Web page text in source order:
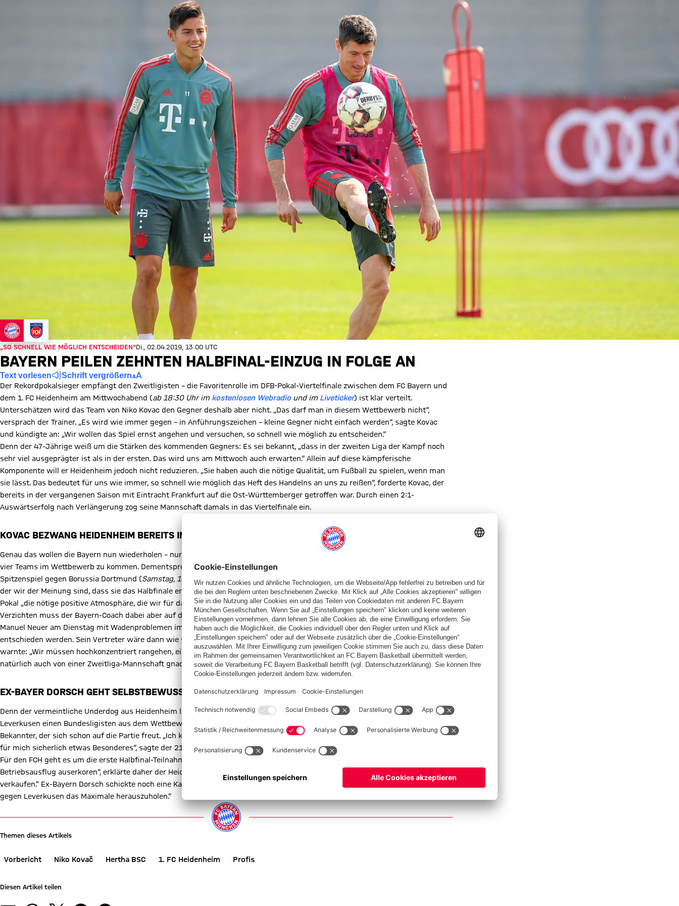
„SO SCHNELL WIE MÖGLICH ENTSCHEIDEN“Di., 02.04.2019, 13:00 UTC
BAYERN PEILEN ZEHNTEN HALBFINAL-EINZUG IN FOLGE AN
Text vorlesen Schrift vergrößern
Der Rekordpokalsieger empfängt den Zweitligisten – die Favoritenrolle im DFB-Pokal-Viertelfinale zwischen dem FC Bayern und
dem 1. FC Heidenheim am Mittwochabend (ab 18:30 Uhr im kostenlosen Webradiound im Liveticker) ist klar verteilt.
Unterschätzen wird das Team von Niko Kovac den Gegner deshalb aber nicht. „Das darf man in diesem Wettbewerb nicht“,
versprach der Trainer. „Es wird wie immer gegen – in Anführungszeichen – kleine Gegner nicht einfach werden“, sagte Kovac
und kündigte an: „Wir wollen das Spiel ernst angehen und versuchen, so schnell wie möglich zu entscheiden.“
Denn der 47-Jährige weiß um die Stärken des kommenden Gegners: Es sei bekannt, „dass in der zweiten Liga der Kampf noch
sehr viel ausgeprägter ist als in der ersten. Das wird uns am Mittwoch auch erwarten.“ Allein auf diese kämpferische
Komponente will er Heidenheim jedoch nicht reduzieren. „Sie haben auch die nötige Qualität, um Fußball zu spielen, wenn man
sie lässt. Das bedeutet für uns wie immer, so schnell wie möglich das Heft des Handelns an uns zu reißen“, forderte Kovac, der
bereits in der vergangenen Saison mit Eintracht Frankfurt auf die Ost-Württemberger getroffen war. Durch einen 2:1-
Auswärtserfolg nach Verlängerung zog seine Mannschaft damals in das Viertelfinale ein.
KOVAC BEZWANG HEIDENHEIM BEREITS IN DER VORSAISON
Genau das wollen die Bayern nun wiederholen – nur dass es dieses Mal darum geht, im zehnten Jahr in Folge unter die besten
vier Teams im Wettbewerb zu kommen. Dementsprechend werden die Münchner auch drei Tage vor dem Bundesliga-
Spitzenspiel gegen Borussia Dortmund (Samstag, 18:30 Uhr
) keine Kräfte schonen. „Ich werde mit der Mannschaft spielen, bei
der wir der Meinung sind, dass sie das Halbfinale erreichen werden“, verriet Kovac und erhoffte sich auch, mit einem Sieg im
Pokal „die nötige positive Atmosphäre, die wir für das Dortmund-Spiel brauchen“, zu holen.
Verzichten muss der Bayern-Coach dabei aber auf die länger verletzten Arjen Robben und Alphonso Davies
. Zudem fehlte
Manuel Neuer am Dienstag mit Wadenproblemen im Abschlusstraining, über einen Einsatz des Nationalkeepers soll kurzfristig
entschieden werden. Sein Vertreter wäre dann wie schonam WochenendeSven Ulreich, der ebenfalls vor denBrenzstädtern
warnte: „Wir müssen hochkonzentriert rangehen, eine ordentliche Leistung bringen und wenige Fehler machen, weil das
natürlich auch von einer Zweitliga-Mannschaft gnadenlos ausgenutzt wird.“
EX-BAYER DORSCH GEHT SELBSTBEWUSST INS DUELL
Denn der vermeintliche Underdog aus Heidenheim ließ bereits im Achtelfinale aufhorchen, als er beim 2:1 über Bayer 04
Leverkusen einen Bundesligisten aus dem Wettbewerb werfen konnte. Seinen Anteil daran hatte in Niklas Dorsch auch ein alter
Bekannter, der sich schon auf die Partie freut. „Ich kenne da viele Jungs, auch die Betreuer und das ganze Umfeld. Daher wird es
für mich sicherlich etwas Besonderes“, sagte der 21-Jährige, der von 2012 bis 2018 das Bayern-Trikot trug.
Für den FCH geht es um die erste Halbfinal-Teilnahme überhaupt in der Vereinsgeschichte. „Wir haben das Spiel sicher nicht als
Betriebsausflug auserkoren“, erklärte daher der Heidenheimer Kapitän Marc Schnatterer und fügte hinzu: „Wir wollen uns gut
verkaufen.“ Ex-Bayern Dorsch schickte noch eine Kampfansage hinterher: „Wir wollen alles reinhauen, was wir haben, um wie
gegen Leverkusen das Maximale herauszuholen.“
Themen dieses Artikels
Vorbericht Niko Kovač Hertha BSC 1. FC Heidenheim Profis
Diesen Artikel teilen